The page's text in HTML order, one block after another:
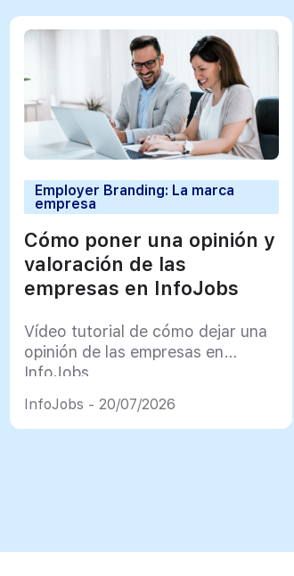
Employer Branding: La marca
empresa
Cómo poner una opinión y
valoración de las
empresas en InfoJobs
Vídeo tutorial de cómo dejar una
opinión de las empresas en
InfoJobs
InfoJobs - 20/07/2026